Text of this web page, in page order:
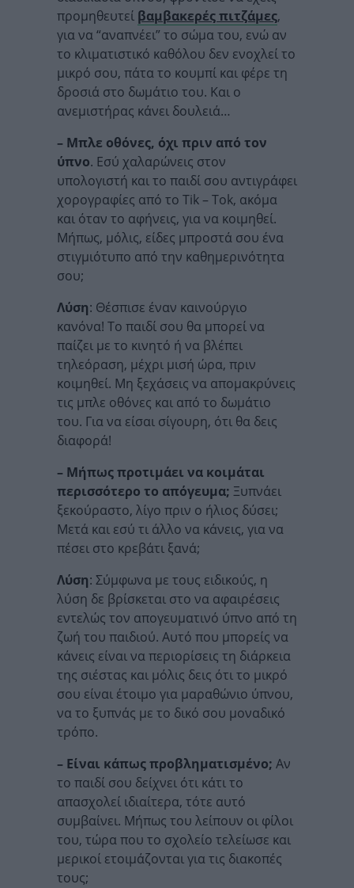
προμηθευτεί βαμβακερές πιτζάμες,
για να “αναπνέει” το σώμα του, ενώ αν
το κλιματιστικό καθόλου δεν ενοχλεί το
μικρό σου, πάτα το κουμπί και φέρε τη
δροσιά στο δωμάτιο του. Και ο
ανεμιστήρας κάνει δουλειά…
– Μπλε οθόνες, όχι πριν από τον
ύπνο. Εσύ χαλαρώνεις στον
υπολογιστή και το παιδί σου αντιγράφει
χορογραφίες από το Tik – Tok, ακόμα
και όταν το αφήνεις, για να κοιμηθεί.
Μήπως, μόλις, είδες μπροστά σου ένα
στιγμιότυπο από την καθημερινότητα
σου;
Λύση: Θέσπισε έναν καινούργιο
κανόνα! Το παιδί σου θα μπορεί να
παίζει με το κινητό ή να βλέπει
τηλεόραση, μέχρι μισή ώρα, πριν
κοιμηθεί. Μη ξεχάσεις να απομακρύνεις
τις μπλε οθόνες και από το δωμάτιο
του. Για να είσαι σίγουρη, ότι θα δεις
διαφορά!
– Μήπως προτιμάει να κοιμάται
περισσότερο το απόγευμα; Ξυπνάει
ξεκούραστο, λίγο πριν ο ήλιος δύσει;
Μετά και εσύ τι άλλο να κάνεις, για να
πέσει στο κρεβάτι ξανά;
Λύση: Σύμφωνα με τους ειδικούς, η
λύση δε βρίσκεται στο να αφαιρέσεις
εντελώς τον απογευματινό ύπνο από τη
ζωή του παιδιού. Αυτό που μπορείς να
κάνεις είναι να περιορίσεις τη διάρκεια
της σιέστας και μόλις δεις ότι το μικρό
σου είναι έτοιμο για μαραθώνιο ύπνου,
να το ξυπνάς με το δικό σου μοναδικό
τρόπο.
– Είναι κάπως προβληματισμένο; Αν
το παιδί σου δείχνει ότι κάτι το
απασχολεί ιδιαίτερα, τότε αυτό
συμβαίνει. Μήπως του λείπουν οι φίλοι
του, τώρα που το σχολείο τελείωσε και
μερικοί ετοιμάζονται για τις διακοπές
τους;